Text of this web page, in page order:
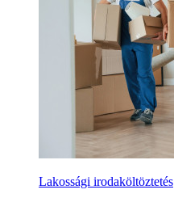
Lakossági irodaköltöztetés